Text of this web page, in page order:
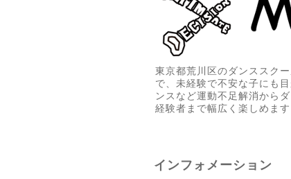
東京都荒川区のダンススク
で、未経験で不安な子にも
ンスなど運動不足解消から
経験者まで幅広く楽しめます
インフォメーション